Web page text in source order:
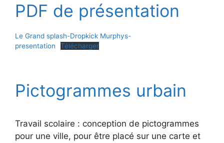
PDF de présentation
Le Grand splash-Dropkick Murphys-
presentation
Télécharger
Pictogrammes urbain
Travail scolaire : conception de pictogrammes
pour une ville, pour être placé sur une carte et